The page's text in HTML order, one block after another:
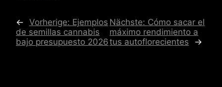
← Vorherige: Ejemplos
de semillas cannabis
bajo presupuesto 2026
Nächste: Cómo sacar el
máximo rendimiento a
tus autoflorecientes
→